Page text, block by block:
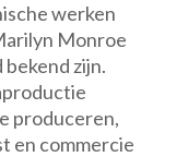
werken
Monroe
zijn.
produceren,
en commercie